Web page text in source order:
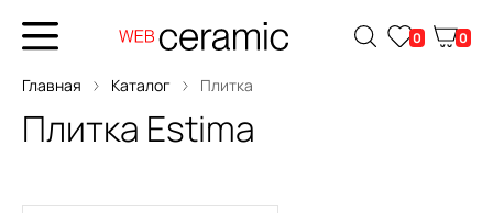
0 0
Главная Каталог Плитка
Плитка Estima